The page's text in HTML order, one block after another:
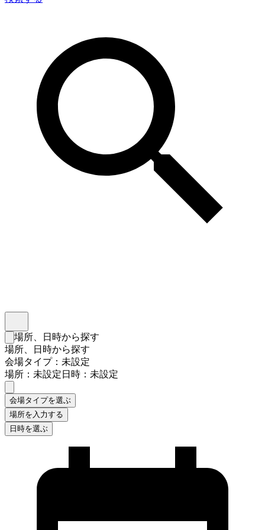
検索フォームを閉じる
場所、日時から探す
場所、日時から探す
会場タイプ：未設定
場所：未設定日時：未設定
会場タイプを選ぶ
場所を入力する
日時を選ぶ